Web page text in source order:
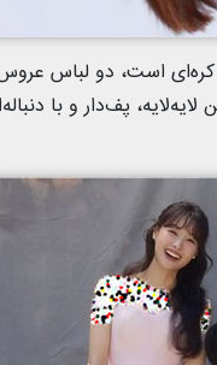
است، دو لباس
پف‌دار و با